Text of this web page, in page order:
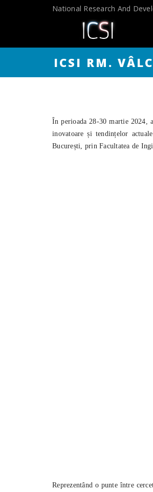
National Research And
ICSI RM.
În perioada 28-30 martie 2024,
inovatoare și tendințelor
București, prin Facultatea de
Reprezentând o punte între